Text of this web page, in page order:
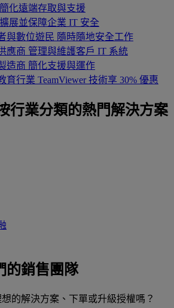
簡化遠端存取與支援
擴展並保障企業 IT 安全
與數位遊民 隨時隨地安全工作
應商 管理與維護客戶 IT 系統
造商 簡化支援與運作
育行業 TeamViewer 技術享 30% 優惠
行業分類的熱門解決方案
的銷售團隊
的解決方案、下單或升級授權嗎？